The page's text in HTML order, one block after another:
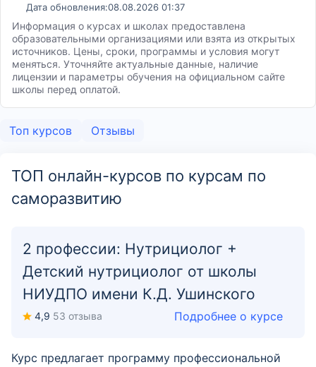
Дата обновления:08.08.2026 01:37
Информация о курсах и школах предоставлена
образовательными организациями или взята из открытых
источников. Цены, сроки, программы и условия могут
меняться. Уточняйте актуальные данные, наличие
лицензии и параметры обучения на официальном сайте
школы перед оплатой.
Топ курсов Отзывы
ТОП онлайн-курсов по курсам по
саморазвитию
2 профессии: Нутрициолог +
Детский нутрициолог от школы
НИУДПО имени К.Д. Ушинского
4,9 53 отзыва Подробнее о курсе
Курс предлагает программу профессиональной